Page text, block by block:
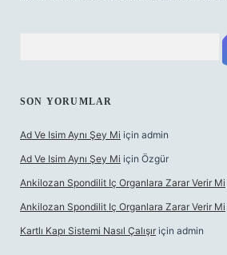
SON YORUMLAR
Ad Ve Isim Aynı Şey Mi için admin
Ad Ve Isim Aynı Şey Mi için Özgür
Ankilozan Spondilit Iç Organlara Zarar Verir Mi
Ankilozan Spondilit Iç Organlara Zarar Verir Mi
Kartlı Kapı Sistemi Nasıl Çalışır için admin